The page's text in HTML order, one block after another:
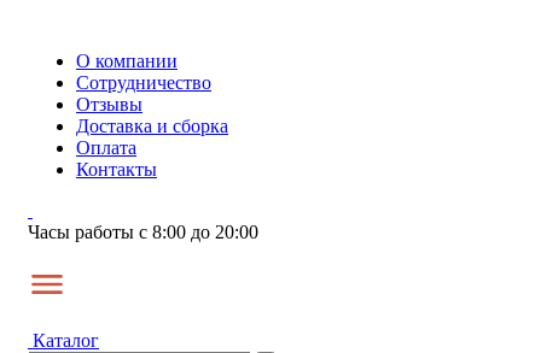
О компании
Сотрудничество
Отзывы
Доставка и сборка
Оплата
Контакты
Часы работы с 8:00 до 20:00
Каталог